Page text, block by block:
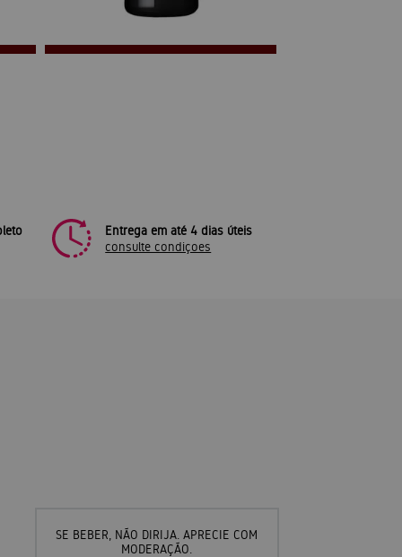
Entrega em até 4 dias úteis
consulte condiçoes
SE BEBER, NÃO DIRIJA. APRECIE COM
MODERAÇÃO.